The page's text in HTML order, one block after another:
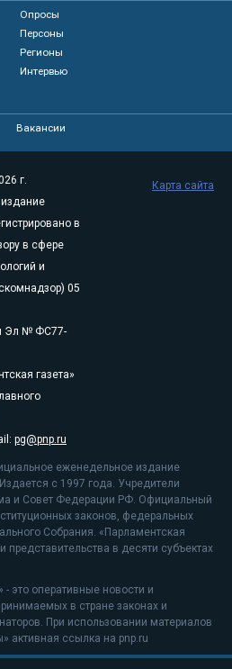
Опросы
Персоны
Регионы
Интервью
Вакансии
г.
в
в сфере
и
05
Эл № ФС77-
газета»
pg@pnp.ru
еженедельное издание
с 1997 года. Учредители
и Совет Федерации РФ. Официальный
законов, федеральных
Собрания. «Парламентская
представительства в десяти субъектах
- это оперативные новости и
в стране законах и
При использовании материалов
активная ссылка на pnp.ru
Карта сайта